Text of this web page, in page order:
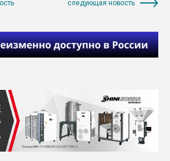
следующая новость